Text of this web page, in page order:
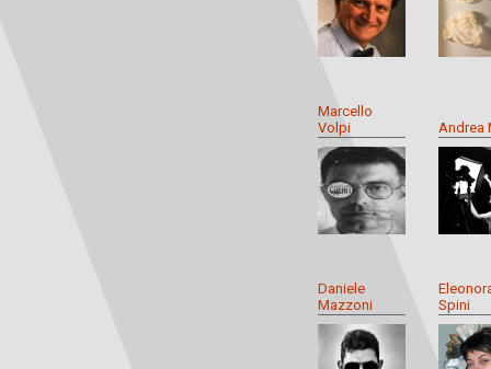
Marcello
Volpi
Andrea
Daniele
Mazzoni
Spini